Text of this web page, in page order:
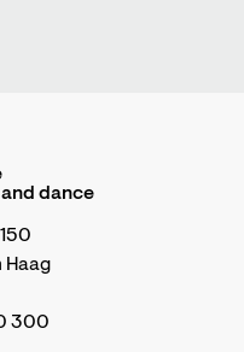
dance
Haag
300